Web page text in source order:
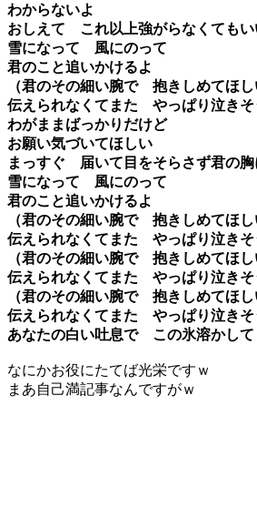
わからないよ
おしえて これ以上強がらなくてもい
雪になって 風にのって
君のこと追いかけるよ
（君のその細い腕で 抱きしめてほし
伝えられなくてまた やっぱり泣きそ
わがままばっかりだけど
お願い気づいてほしい
まっすぐ 届いて目をそらさず君の胸
雪になって 風にのって
君のこと追いかけるよ
（君のその細い腕で 抱きしめてほし
伝えられなくてまた やっぱり泣きそ
（君のその細い腕で 抱きしめてほし
伝えられなくてまた やっぱり泣きそ
（君のその細い腕で 抱きしめてほし
伝えられなくてまた やっぱり泣きそ
あなたの白い吐息で この氷溶かして
なにかお役にたてば光栄ですｗ
まあ自己満記事なんですがｗ